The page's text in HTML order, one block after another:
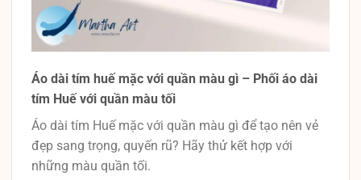
Áo dài tím huế mặc với quần màu gì – Phối áo dài
tím Huế với quần màu tối
Áo dài tím Huế mặc với quần màu gì để tạo nên vẻ
đẹp sang trọng, quyến rũ? Hãy thử kết hợp với
những màu quần tối.